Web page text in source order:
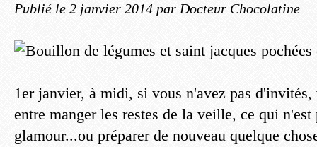
Publié le 2 janvier 2014 par Docteur Chocolatine
1er janvier, à midi, si vous n'avez pas d'invités,
entre manger les restes de la veille, ce qui n'est
glamour...ou préparer de nouveau quelque